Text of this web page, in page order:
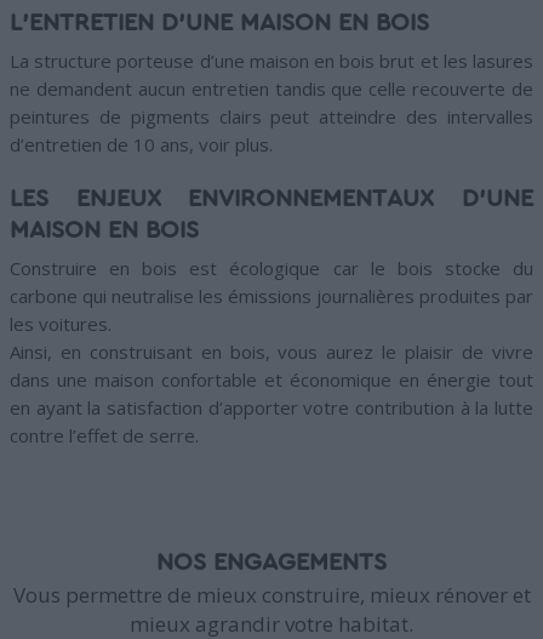
L’ENTRETIEN D’UNE MAISON EN BOIS
La structure porteuse d’une maison en bois brut et les lasures
ne demandent aucun entretien tandis que celle recouverte de
peintures de pigments clairs peut atteindre des intervalles
d’entretien de 10 ans, voir plus.
LES ENJEUX ENVIRONNEMENTAUX D’UNE
MAISON EN BOIS
Construire en bois est écologique car le bois stocke du
carbone qui neutralise les émissions journalières produites par
les voitures.
Ainsi, en construisant en bois, vous aurez le plaisir de vivre
dans une maison confortable et économique en énergie tout
en ayant la satisfaction d’apporter votre contribution à la lutte
contre l’effet de serre.
NOS ENGAGEMENTS
Vous permettre de mieux construire, mieux rénover et
mieux agrandir votre habitat.